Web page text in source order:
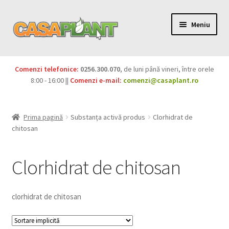
Meniu
Pesticide
Produse BIO
Igienă publică
Casa și grădina
Comenzi telefonice: 0256.300.070, de luni până vineri, între orele
8:00 - 16:00 || Comenzi e-mail: comenzi@casaplant.ro
Prima pagină Substanța activă produs
Clorhidrat de
chitosan
Clorhidrat de chitosan
clorhidrat de chitosan